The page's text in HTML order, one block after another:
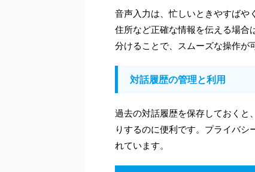
音声入力は、忙しいときやすばや
住所など正確な情報を伝える場合
分けることで、スムーズな操作が
対話履歴の管理と利用
過去の対話履歴を保存しておくと
りするのに便利です。プライバ
れています。